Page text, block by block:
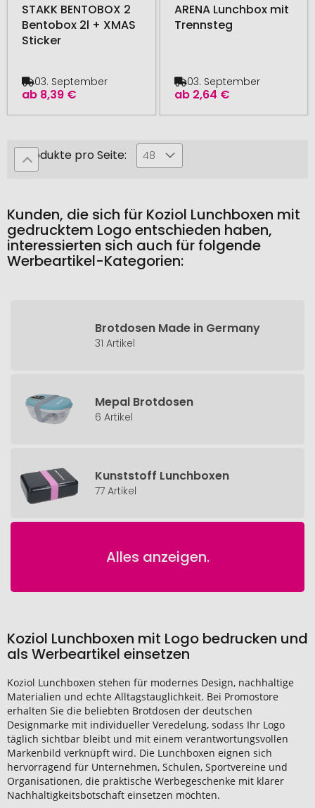
STAKK BENTOBOX 2
Bentobox 2l + XMAS
Sticker
ab 8,39 €
03. September
ARENA Lunchbox mit
Trennsteg
ab 2,64 €
03. September
Produkte pro Seite: 48
Kunden, die sich für Koziol Lunchboxen mit
gedrucktem Logo entschieden haben,
interessierten sich auch für folgende
Werbeartikel-Kategorien:
Brotdosen Made in Germany
31 Artikel
Mepal Brotdosen
6 Artikel
Kunststoff Lunchboxen
77 Artikel
Alles anzeigen.
Koziol Lunchboxen mit Logo bedrucken und
als Werbeartikel einsetzen
Koziol Lunchboxen stehen für modernes Design, nachhaltige
Materialien und echte Alltagstauglichkeit. Bei Promostore
erhalten Sie die beliebten Brotdosen der deutschen
Designmarke mit individueller Veredelung, sodass Ihr Logo
täglich sichtbar bleibt und mit einem verantwortungsvollen
Markenbild verknüpft wird. Die Lunchboxen eignen sich
hervorragend für Unternehmen, Schulen, Sportvereine und
Organisationen, die praktische Werbegeschenke mit klarer
Nachhaltigkeitsbotschaft einsetzen möchten.